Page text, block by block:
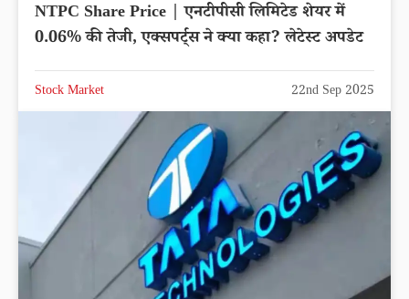
NTPC Share Price | एनटीपीसी लिमिटेड शेयर में
0.06% की तेजी, एक्सपर्ट्स ने क्या कहा? लेटेस्ट अपडेट
Stock Market 22nd Sep 2025